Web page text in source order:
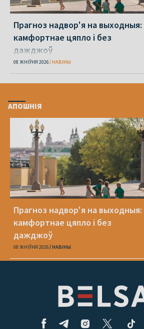
Прагноз надвор'я на выходныя:
камфортнае цяпло і без
дажджоў
08 ЖНІЎНЯ 2026 НАВІНЫ
АПОШНІЯ
Прагноз надвор'я на выходныя:
камфортнае цяпло і без
дажджоў
08 ЖНІЎНЯ 2026 НАВІНЫ